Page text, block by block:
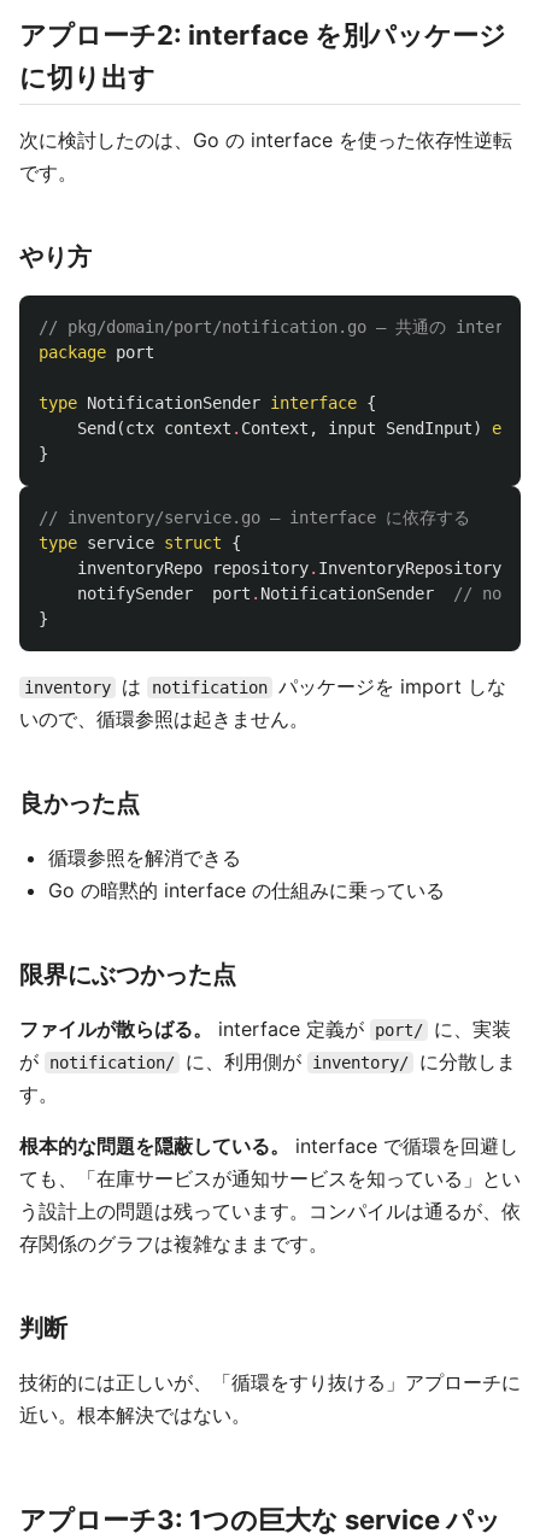
アプローチ2: interface を別パッケージ
に切り出す
次に検討したのは、Go の interface を使った依存性逆転
です。
やり方
// pkg/domain/port/notification.go — 共通の interface
package port
type NotificationSender interface {
Send (ctx context . Context , input SendInput)
error
}
// inventory/service.go — interface に依存する
type service struct
{
inventoryRepo
repository. InventoryRepository
notifySender
port . NotificationSender
//
}
inventory は notification パッケージを import しな
いので、循環参照は起きません。
良かった点
循環参照を解消できる
Go の暗黙的 interface の仕組みに乗っている
限界にぶつかった点
ファイルが散らばる。 interface 定義が port/
に、実装
が
notification/ に、利用側が inventory/
に分散しま
す。
根本的な問題を隠蔽している。
interface で循環を回避し
ても、「在庫サービスが通知サービスを知っている」とい
う設計上の問題は残っています。コンパイルは通るが、依
存関係のグラフは複雑なままです。
判断
技術的には正しいが、「循環をすり抜ける」アプローチに
近い。根本解決ではない。
アプローチ3: 1つの巨大な service パッ